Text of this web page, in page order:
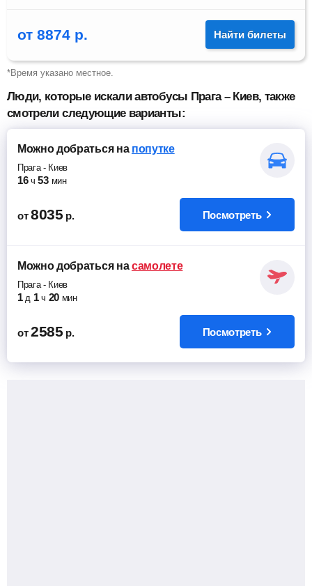
от 8874 р. Найти билеты
*Время указано местное.
Люди, которые искали автобусы Прага – Киев, также
смотрели следующие варианты:
Можно добратьсяна попутке
Прага- Киев
16 ч 53 мин
от 8035 р. Посмотреть
Можно добратьсяна самолете
Прага- Киев
1 д 1 ч 20 мин
от 2585 р. Посмотреть